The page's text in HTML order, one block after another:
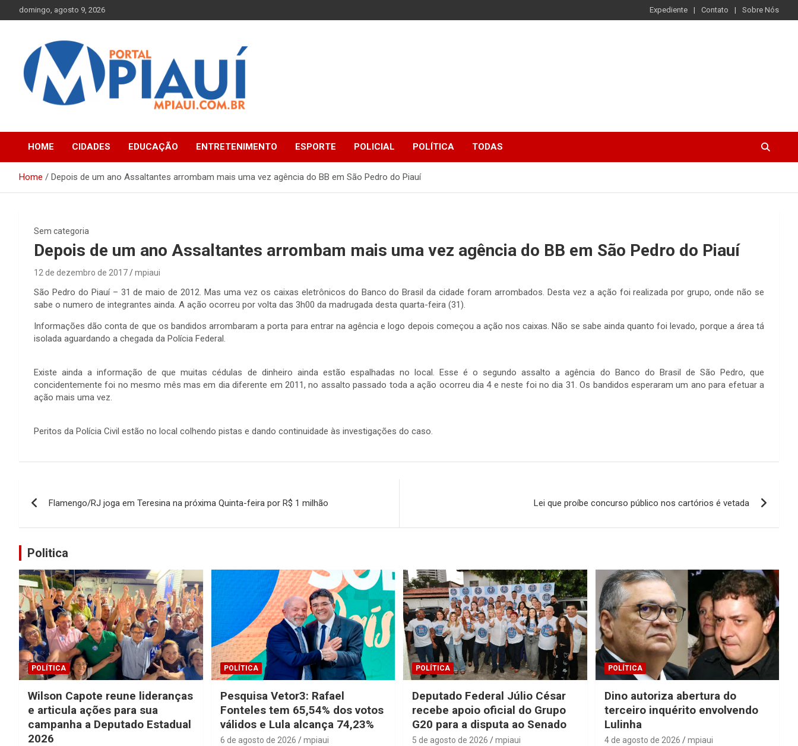
to
domingo, agosto 9, 2026 Expediente Contato Sobre Nós
Portal MPiauí
Parnaíba
HOME
CIDADES EDUCAÇÃO ENTRETENIMENTO ESPORTE POLICIAL POLÍTICA TODAS
Home Depois de um ano Assaltantes arrombam mais uma vez agência do BB em São Pedro do Piauí
Sem categoria
Depois de um ano Assaltantes arrombam mais uma vez agência do BB em São Pedro do Piauí
12 de dezembro de 2017 mpiaui
São Pedro do Piauí – 31 de maio de 2012. Mas uma vez os caixas eletrônicos do Banco do Brasil da cidade foram arrombados. Desta vez a ação foi realizada por grupo, onde não se
sabe o numero de integrantes ainda. A ação ocorreu por volta das 3h00 da madrugada desta quarta-feira (31).
Informações dão conta de que os bandidos arrombaram a porta para entrar na agência e logo depois começou a ação nos caixas. Não se sabe ainda quanto foi levado, porque a área tá
isolada aguardando a chegada da Polícia Federal.
Existe ainda a informação de que muitas cédulas de dinheiro ainda estão espalhadas no local. Esse é o segundo assalto a agência do Banco do Brasil de São Pedro, que
concidentemente foi no mesmo mês mas em dia diferente em 2011, no assalto passado toda a ação ocorreu dia 4 e neste foi no dia 31. Os bandidos esperaram um ano para efetuar a
ação mais uma vez.
Peritos da Polícia Civil estão no local colhendo pistas e dando continuidade às investigações do caso.
de
Post
Flamengo/RJ joga em Teresina na próxima Quinta-feira por R$ 1 milhão Lei que proíbe concurso público nos cartórios é vetada
Politica
POLÍTICA
Wilson Capote reune lideranças
e articula ações para sua
campanha a Deputado Estadual
2026
POLÍTICA
Pesquisa Vetor3: Rafael
Fonteles tem 65,54% dos votos
válidos e Lula alcança 74,23%
6 de agosto de 2026 mpiaui
POLÍTICA
Deputado Federal Júlio César
recebe apoio oficial do Grupo
G20 para a disputa ao Senado
5 de agosto de 2026 mpiaui
POLÍTICA
Dino autoriza abertura do
terceiro inquérito envolvendo
Lulinha
4 de agosto de 2026 mpiaui